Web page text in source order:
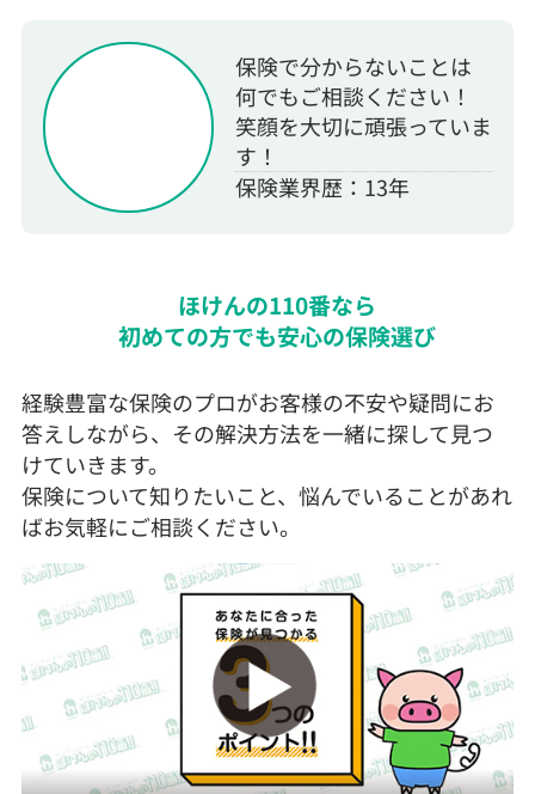
保険で分からないことは
何でもご相談ください！
笑顔を大切に頑張っていま
す！
保険業界歴：13年
ほけんの110番なら
初めての方でも安心の保険選び
経験豊富な保険のプロがお客様の不安や疑問にお
答えしながら、その解決方法を一緒に探して見つ
けていきます。
保険について知りたいこと、悩んでいることがあれ
ばお気軽にご相談ください。